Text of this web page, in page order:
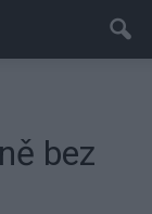
bez